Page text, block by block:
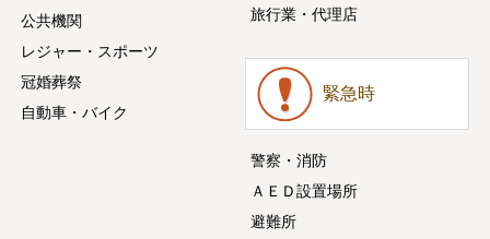
公共機関
レジャー・スポーツ
冠婚葬祭
自動車・バイク
旅行業・代理店
緊急時
警察・消防
ＡＥＤ設置場所
避難所